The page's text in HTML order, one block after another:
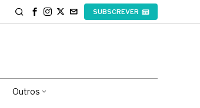
SUBSCREVER
Outros